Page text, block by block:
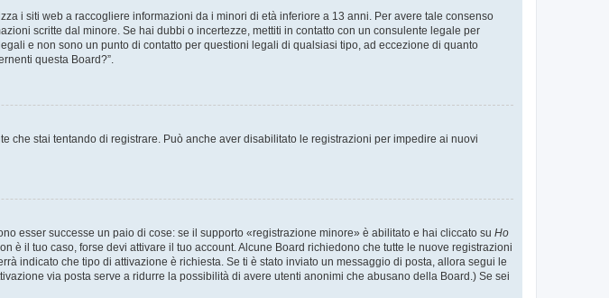
i siti web a raccogliere informazioni da i minori di età inferiore a 13 anni. Per avere tale consenso
scritte dal minore. Se hai dubbi o incertezze, mettiti in contatto con un consulente legale per
e non sono un punto di contatto per questioni legali di qualsiasi tipo, ad eccezione di quanto
questa Board?”.
che stai tentando di registrare. Può anche aver disabilitato le registrazioni per impedire ai nuovi
esser successe un paio di cose: se il supporto «registrazione minore» è abilitato e hai cliccato su Ho
è il tuo caso, forse devi attivare il tuo account. Alcune Board richiedono che tutte le nuove registrazioni
indicato che tipo di attivazione è richiesta. Se ti è stato inviato un messaggio di posta, allora segui le
via posta serve a ridurre la possibilità di avere utenti anonimi che abusano della Board.) Se sei